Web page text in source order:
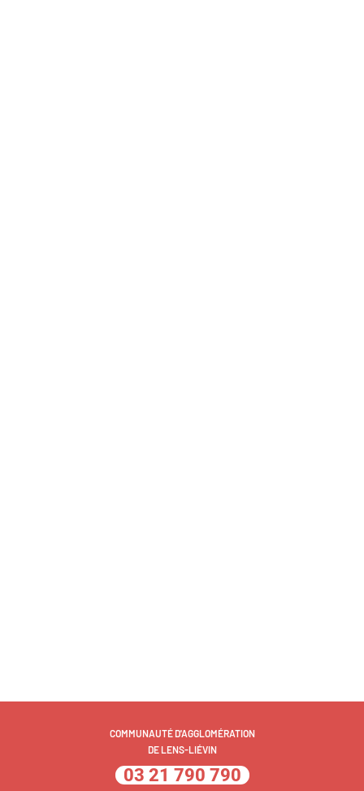
COMMUNAUTÉ D'AGGLOMÉRATION
DE LENS-LIÉVIN
03 21 790 790